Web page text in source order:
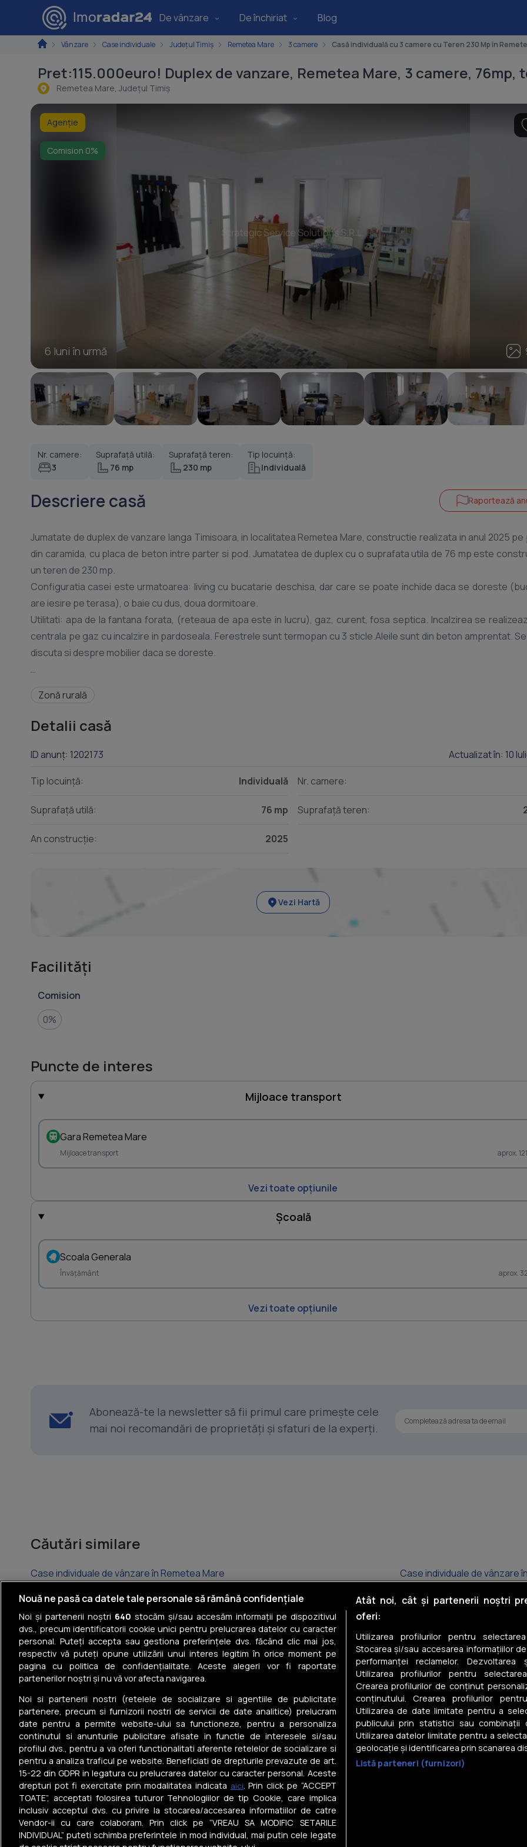
De vânzare De închiriat Blog
Vânzare Case individuale Județul Timiș Remetea Mare 3 camere Casă individuală cu 3 camere cu Teren 230 Mp în
Pret:115.000euro! Duplex de vanzare, Remetea Mare, 3 camere, 76mp,
Remetea Mare, Judeţul Timiş
6 luni în urmă 9
Agenție
Comision 0%
Nr. camere:
3
Suprafață utilă:
76 mp
Suprafață teren:
230 mp
Tip locuință:
Individuală
Descriere casă Raportează
Jumatate de duplex de vanzare langa Timisoara, in localitatea Remetea Mare, constructie realizata in anul 2025 pe
din caramida, cu placa de beton intre parter si pod. Jumatatea de duplex cu o suprafata utila de 76 mp este
un teren de 230 mp.
Configuratia casei este urmatoarea: living cu bucatarie deschisa, dar care se poate inchide daca se doreste
are iesire pe terasa), o baie cu dus, doua dormitoare.
Utilitati: apa de la fantana forata, (reteaua de apa este in lucru), gaz, curent, fosa septica. Incalzirea se
centrala pe gaz cu incalzire in pardoseala. Ferestrele sunt termopan cu 3 sticle.Aleile sunt din beton amprentat.
discuta si despre mobilier daca se doreste.
Tel / WhatsApp:
Zonă rurală
Detalii casă
Actualizat în: 10
ID anunț: 1202173
Tip locuință: Individuală Nr. camere:
Suprafață utilă: 76 mp Suprafață teren:
An construcție: 2025
Vezi Hartă
Facilități
Comision
0%
Puncte de interes
Mijloace transport
Gara Remetea Mare
Mijloace transport aprox.
Vezi toate opțiunile
Școală
Scoala Generala
Învățământ aprox.
Vezi toate opțiunile
Abonează-te la newsletter să fii primul care primește cele
mai noi recomandări de proprietăți și sfaturi de la experți.
Căutări similare
Case individuale de vânzare în Remetea Mare
Case individuale de vânzare
Case individuale de vânzare în Moșnița Nouă
Case individuale de vânzare
Case individuale de vânzare în Sânandrei
Case individuale de vânzare în Dumbrăvița
Case individuale de vânzare
Case individuale de vânzare în Săcălaz
Case individuale de vânzare
Case individuale de vânzare în Moșnița Veche
Case individuale de vânzare
Tel: +40 374 40 44 99
Iride Business Park, Bld. Dimitrie
Pompeiu 9-9A, Clădirea B2B, 020335,
sector 2, București, România
© Realmedia Network
2026
Politica de
confidențialitate
Termeni și
condiții
Statistici
vizitatori
Despre noi
Nouă ne pasă ca datele tale personale să rămână confidențiale
Noi și partenerii noștri 640 stocăm și/sau accesăm informații pe dispozitivul
dvs., precum identificatorii cookie unici pentru prelucrarea datelor cu caracter
personal. Puteți accepta sau gestiona preferințele dvs. făcând clic mai jos,
respectiv vă puteți opune utilizării unui interes legitim în orice moment pe
pagina cu politica de confidențialitate. Aceste alegeri vor fi raportate
partenerilor noștri și nu vă vor afecta navigarea.
Noi si partenerii nostri (retelele de socializare si agentiile de publicitate
partenere, precum si furnizorii nostri de servicii de date analitice) prelucram
date pentru a permite website-ului sa functioneze, pentru a personaliza
continutul si anunturile publicitare afisate in functie de interesele si/sau
profilul dvs., pentru a va oferi functionalitati aferente retelelor de socializare si
pentru a analiza traficul pe website. Beneficiati de drepturile prevazute de art.
15-22 din GDPR in legatura cu prelucrarea datelor cu caracter personal. Aceste
drepturi pot fi exercitate prin modalitatea indicata aici. Prin click pe “ACCEPT
TOATE”, acceptati folosirea tuturor Tehnologiilor de tip Cookie, care implica
inclusiv acceptul dvs. cu privire la stocarea/accesarea informatiilor de catre
Vendor-ii cu care colaboram. Prin click pe “VREAU SA MODIFIC SETARILE
INDIVIDUAL” puteti schimba preferintele in mod individual, mai putin cele legate
Atât noi, cât și partenerii noștri
oferi:
Utilizarea profilurilor pentru
Stocarea și/sau accesarea informațiilor
performanței reclamelor. Dezvoltarea
Utilizarea profilurilor pentru
Crearea profilurilor de conținut
conținutului. Crearea profilurilor
Utilizarea de date limitate pentru a
publicului prin statistici sau
Utilizarea datelor limitate pentru a
geolocație și identificarea prin scanarea
Listă parteneri (furnizori)